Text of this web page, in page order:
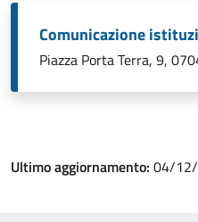
Comunicazione
Piazza Porta Terra, 9,
Ultimo aggiornamento: 04/